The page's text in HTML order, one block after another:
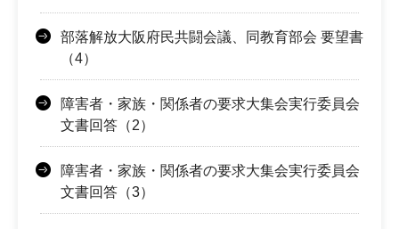
部落解放大阪府民共闘会議、同教育部会 要望書
（4）
障害者・家族・関係者の要求大集会実行委員会
文書回答（2）
障害者・家族・関係者の要求大集会実行委員会
文書回答（3）